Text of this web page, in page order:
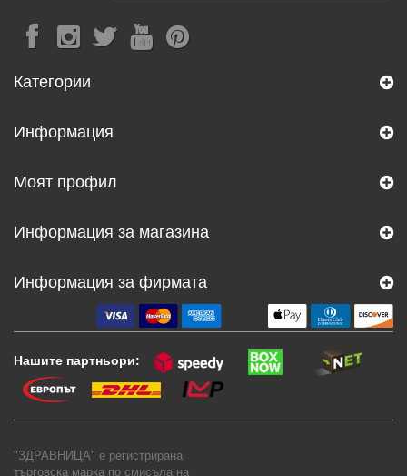
Категории
Информация
Моят профил
Информация за магазина
Информация за фирмата
Нашите партньори:
"ЗДРАВНИЦА" е регистрирана
търговска марка по смисъла на